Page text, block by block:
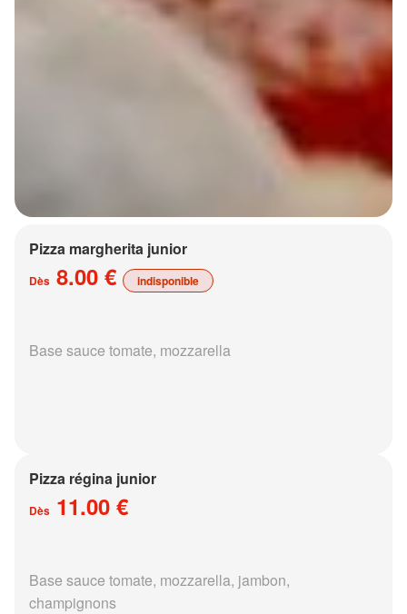
Pizza margherita junior
Dès 8.00 € indisponible
Base sauce tomate, mozzarella
Pizza régina junior
Dès 11.00 €
Base sauce tomate, mozzarella, jambon,
champignons